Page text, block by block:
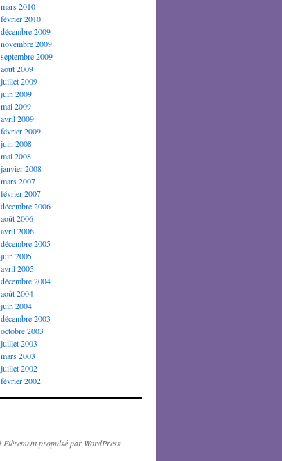
mars 2010
février 2010
décembre 2009
novembre 2009
septembre 2009
août 2009
juillet 2009
juin 2009
mai 2009
avril 2009
février 2009
juin 2008
mai 2008
janvier 2008
mars 2007
février 2007
décembre 2006
août 2006
avril 2006
décembre 2005
juin 2005
avril 2005
décembre 2004
août 2004
juin 2004
décembre 2003
octobre 2003
juillet 2003
mars 2003
juillet 2002
février 2002
Fièrement propulsé par WordPress